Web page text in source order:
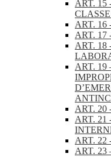
ART.
ART.
ART.
ART. 18
ART.
ART. 20
ART. 21
ART. 22
ART. 23